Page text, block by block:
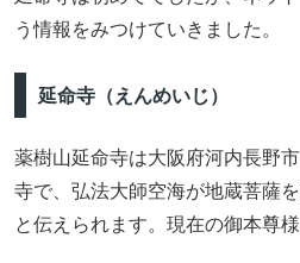
う情報をみつけていきました。
延命寺（えんめいじ）
薬樹山延命寺は大阪府河内長野
寺で、弘法大師空海が地蔵菩薩
と伝えられます。現在の御本尊